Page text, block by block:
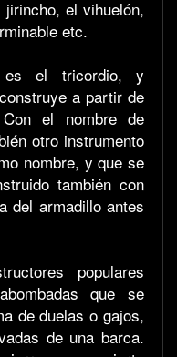
el vihuelón,
etc.
el tricordio, y
a partir de
el nombre de
otro instrumento
nombre, y que se
también con
del armadillo antes
populares
que se
de duelas o gajos,
de una barca.